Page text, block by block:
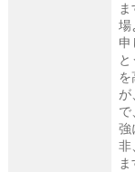
場
申
を
が
で
強
非